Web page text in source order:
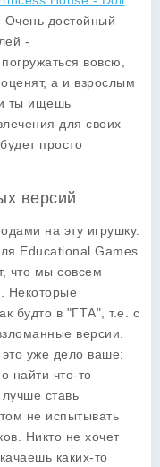
. Очень достойный
-
вовсю,
а и взрослым
ты ищешь
для своих
просто
версий
на эту игрушку.
Educational Games
что мы совсем
Некоторые
будто в "ГТА", т.е. с
версии.
уже дело ваше:
найти что-то
ставь
не испытывать
Никто не хочет
каких-то